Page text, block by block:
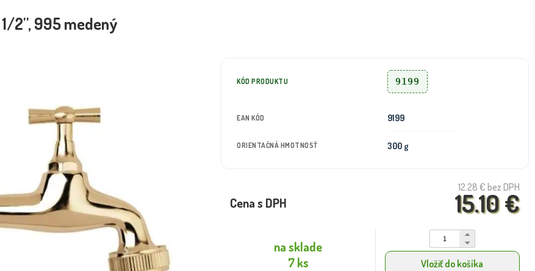
2'', 995 medený
KÓD PRODUKTU 9199
EAN KÓD 9199
ORIENTAČNÁ HMOTNOSŤ 300 g
12.28 € bez DPH
15.10 €
Cena s DPH
na sklade
7 ks
Vložiť do košíka